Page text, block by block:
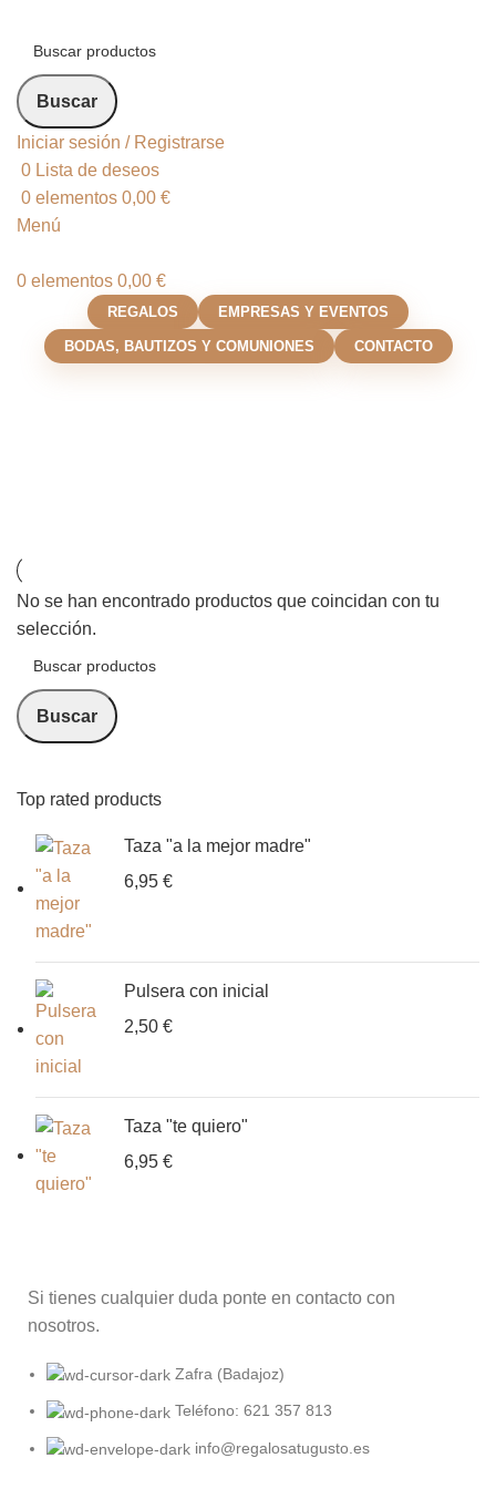
Buscar
Iniciar sesión / Registrarse
0 Lista de deseos
0 elementos 0,00 €
Menú
0 elementos 0,00 €
REGALOS EMPRESAS Y EVENTOS
BODAS, BAUTIZOS Y COMUNIONES CONTACTO
Top rated products
Taza "a la mejor madre"
6,95 €
Pulsera con inicial
2,50 €
Taza "te quiero"
6,95 €
No se han encontrado productos que coincidan con tu
selección.
Buscar
Si tienes cualquier duda ponte en contacto con
nosotros.
Zafra (Badajoz)
Teléfono: 621 357 813
info@regalosatugusto.es